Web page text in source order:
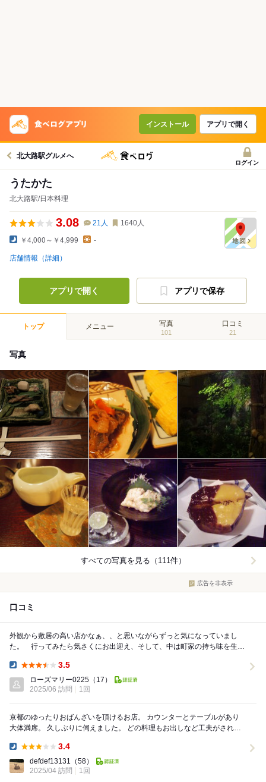
インストール アプリで開く
北大路駅グルメへ
ログイン
うたかた
北大路駅/日本料理
3.08 21 人 1640人
￥4,000～￥4,999 -
店舗情報（詳細）
アプリで開く アプリで保存
トップ メニュー 写真
101
口コミ
21
写真
すべての写真を見る（111件）
広告を非表示
口コミ
外観から敷居の高い店かなぁ、、と思いながらずっと気になっていまし
た。 行ってみたら気さくにお出迎え、そして、中は町家の持ち味を生か
3.5
ローズマリー0225 （17）
2025/06 訪問
1回
京都のゆったりおばんざいを頂けるお店。 カウンターとテーブルがあり
大体満席。 久しぶりに伺えました。 どの料理もお出しなど工夫がされて
3.4
defdef13131 （58）
2025/04 訪問
1回